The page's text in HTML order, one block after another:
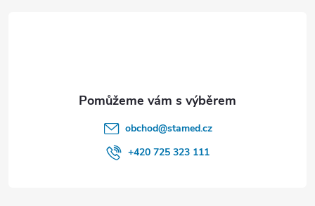
obchod@stamed.cz
+420 725 323 111